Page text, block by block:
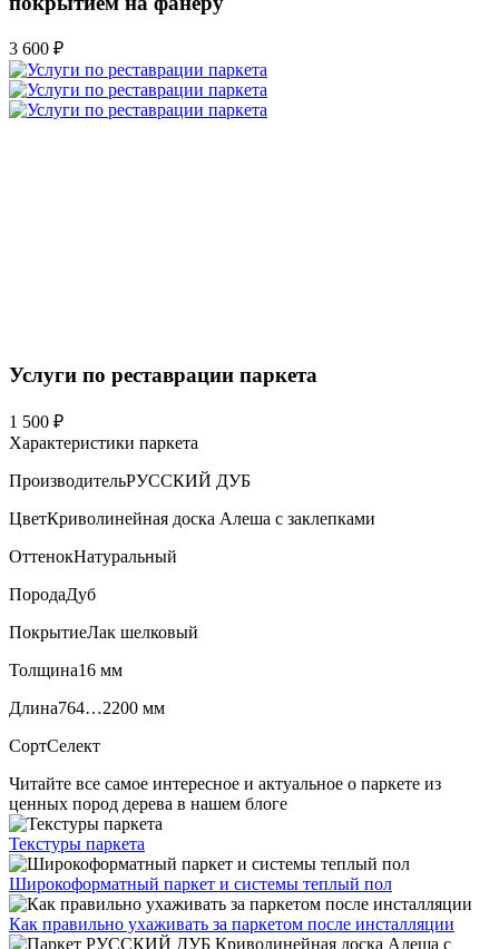
3 600 ₽
Услуги по реставрации паркета
1 500 ₽
Характеристики паркета
ПроизводительРУССКИЙ ДУБ
ЦветКриволинейная доска Алеша с заклепками
ОттенокНатуральный
ПородаДуб
ПокрытиеЛак шелковый
Толщина16 мм
Длина764…2200 мм
СортСелект
Читайте все самое интересное и актуальное о паркете из
ценных пород дерева в нашем блоге
Текстуры паркета
Широкоформатный паркет и системы теплый пол
Как правильно ухаживать за паркетом после инсталляции